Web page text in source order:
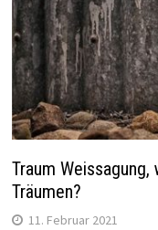
Traum
Träumen?
11. Februar 2021